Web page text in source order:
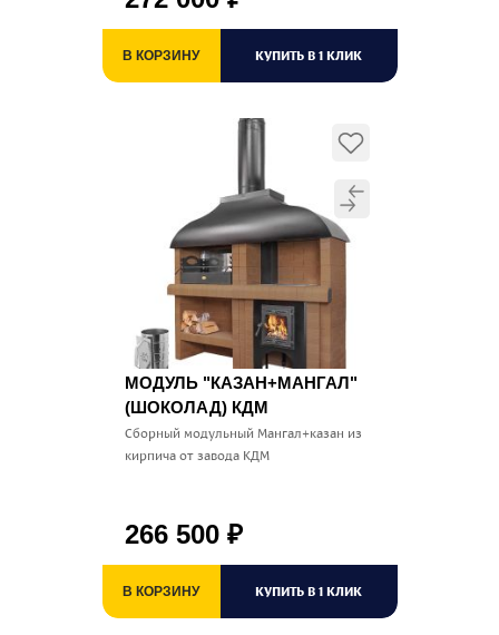
В КОРЗИНУ КУПИТЬ В 1 КЛИК
МОДУЛЬ "КАЗАН+МАНГАЛ"
(ШОКОЛАД) КДМ
Сборный модульный Мангал+казан из
кирпича от завода КДМ
266 500 ₽
В КОРЗИНУ КУПИТЬ В 1 КЛИК